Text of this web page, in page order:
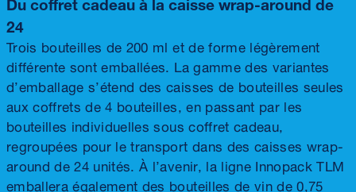
24
Trois bouteilles de 200 ml et de forme légèrement
différente sont emballées. La gamme des variantes
d’emballage s’étend des caisses de bouteilles seules
aux coffrets de 4 bouteilles, en passant par les
bouteilles individuelles sous coffret cadeau,
regroupées pour le transport dans des caisses wrap-
around de 24 unités. À l’avenir, la ligne Innopack TLM
emballera également des bouteilles de vin de 0,75